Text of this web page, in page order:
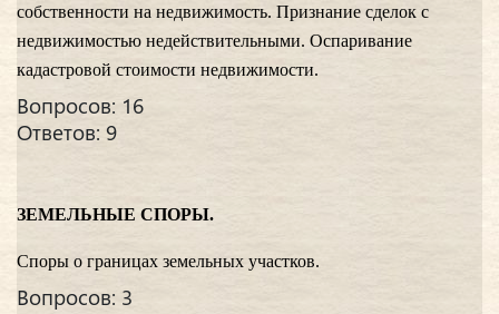
собственности на недвижимость. Признание сделок с
недвижимостью недействительными. Оспаривание
кадастровой стоимости недвижимости.
Вопросов: 16
Ответов: 9
ЗЕМЕЛЬНЫЕ СПОРЫ.
Споры о границах земельных участков.
Вопросов: 3